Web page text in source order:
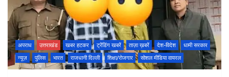
o
k
p
p
अपराध उत्तराखंड खबर हटकर ट्रेंडिंग खबरें ताज़ा ख़बरें देश-विदेश
धामी सरकार
न्यूज़
पुलिस भारत राजधानी दिल्ली शिक्षा/रोजगार सोशल मीडिया वायरल